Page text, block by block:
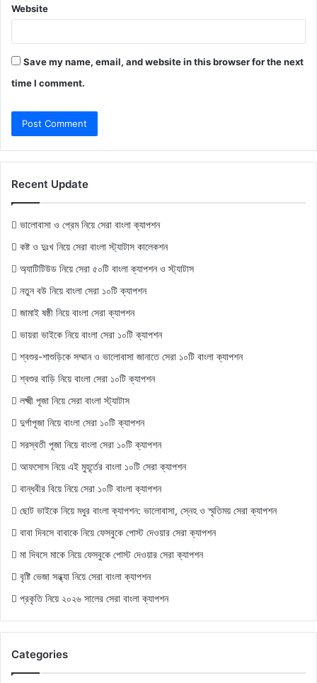
Website
Save my name, email, and website in this browser for the next
time I comment.
Recent Update
ভালোবাসা ও প্রেম নিয়ে সেরা বাংলা ক্যাপশন
কষ্ট ও দুঃখ নিয়ে সেরা বাংলা স্ট্যাটাস কালেকশন
অ্যাটিটিউড নিয়ে সেরা ৫০টি বাংলা ক্যাপশন ও স্ট্যাটাস
নতুন বউ নিয়ে বাংলা সেরা ১০টি ক্যাপশন
জামাই ষষ্ঠী নিয়ে বাংলা সেরা ক্যাপশন
ভায়রা ভাইকে নিয়ে বাংলা সেরা ১০টি ক্যাপশন
শ্বশুর-শাশুড়িকে সম্মান ও ভালোবাসা জানাতে সেরা ১০টি বাংলা ক্যাপশন
শ্বশুর বাড়ি নিয়ে বাংলা সেরা ১০টি ক্যাপশন
লক্ষ্মী পূজা নিয়ে সেরা বাংলা স্ট্যাটাস
দুর্গাপূজা নিয়ে বাংলা সেরা ১০টি ক্যাপশন
সরস্বতী পূজা নিয়ে বাংলা সেরা ১০টি ক্যাপশন
আফসোস নিয়ে এই মুহূর্তের বাংলা ১০টি সেরা ক্যাপশন
বান্ধবীর বিয়ে নিয়ে সেরা ১০টি বাংলা ক্যাপশন
ছোট ভাইকে নিয়ে মধুর বাংলা ক্যাপশন: ভালোবাসা, স্নেহ ও স্মৃতিময় সেরা ক্যাপশন
বাবা দিবসে বাবাকে নিয়ে ফেসবুকে পোস্ট দেওয়ার সেরা ক্যাপশন
মা দিবসে মাকে নিয়ে ফেসবুকে পোস্ট দেওয়ার সেরা ক্যাপশন
বৃষ্টি ভেজা সন্ধ্যা নিয়ে সেরা বাংলা ক্যাপশন
প্রকৃতি নিয়ে ২০২৬ সালের সেরা বাংলা ক্যাপশন
Categories